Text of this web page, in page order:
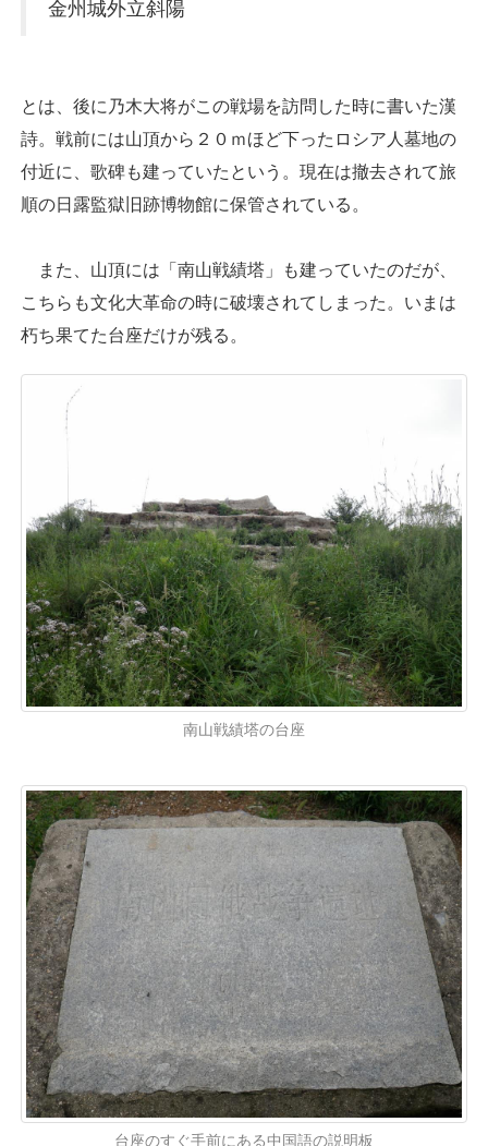
金州城外立斜陽
とは、後に乃木大将がこの戦場を訪問した時に書いた漢
詩。戦前には山頂から２０ｍほど下ったロシア人墓地の
付近に、歌碑も建っていたという。現在は撤去されて旅
順の日露監獄旧跡博物館に保管されている。
また、山頂には「南山戦績塔」も建っていたのだが、
こちらも文化大革命の時に破壊されてしまった。いまは
朽ち果てた台座だけが残る。
南山戦績塔の台座
台座のすぐ手前にある中国語の説明板